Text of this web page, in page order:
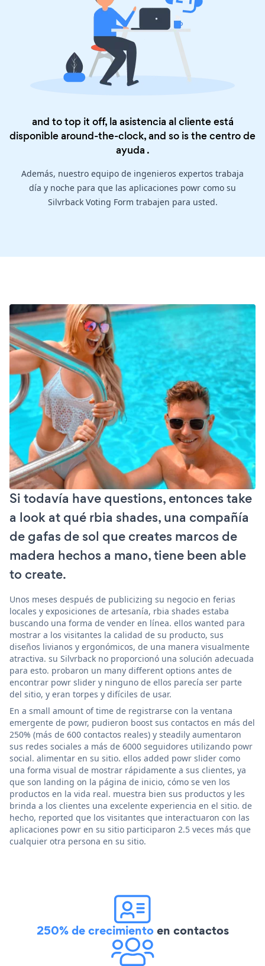
and to top it off, la asistencia al cliente está
disponible around-the-clock, and so is thecentro de
ayuda .
Además, nuestro equipo de ingenieros expertos trabaja
día y noche para que las aplicaciones powr como su
Silvrback Voting Form trabajen para usted.
Si todavía have questions, entonces take
a look at qué rbia shades, una compañía
de gafas de sol que creates marcos de
madera hechos a mano, tiene been able
to create.
Unos meses después de publicizing su negocio en ferias
locales y exposiciones de artesanía, rbia shades estaba
buscando una forma de vender en línea. ellos wanted para
mostrar a los visitantes la calidad de su producto, sus
diseños livianos y ergonómicos, de una manera visualmente
atractiva. su Silvrback no proporcionó una solución adecuada
para esto. probaron un many different options antes de
encontrar powr slider y ninguno de ellos parecía ser parte
del sitio, y eran torpes y difíciles de usar.
En a small amount of time de registrarse con la ventana
emergente de powr, pudieron boost sus contactos en más del
250% (más de 600 contactos reales) y steadily aumentaron
sus redes sociales a más de 6000 seguidores utilizando powr
social. alimentar en su sitio. ellos added powr slider como
una forma visual de mostrar rápidamente a sus clientes, ya
que son landing on la página de inicio, cómo se ven los
productos en la vida real. muestra bien sus productos y les
brinda a los clientes una excelente experiencia en el sitio. de
hecho, reported que los visitantes que interactuaron con las
aplicaciones powr en su sitio participaron 2.5 veces más que
cualquier otra persona en su sitio.
250% de crecimientoen contactos